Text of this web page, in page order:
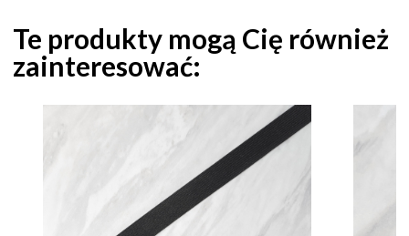
Te produkty mogą Cię również
zainteresować: